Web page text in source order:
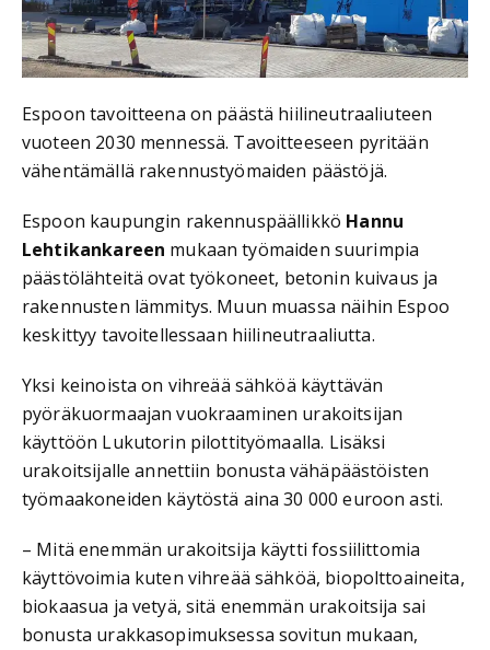
Espoon tavoitteena on päästä hiilineutraaliuteen
vuoteen 2030 mennessä. Tavoitteeseen pyritään
vähentämällä rakennustyömaiden päästöjä.
Espoon kaupungin rakennuspäällikkö Hannu
Lehtikankareen mukaan työmaiden suurimpia
päästölähteitä ovat työkoneet, betonin kuivaus ja
rakennusten lämmitys. Muun muassa näihin Espoo
keskittyy tavoitellessaan hiilineutraaliutta.
Yksi keinoista on vihreää sähköä käyttävän
pyöräkuormaajan vuokraaminen urakoitsijan
käyttöön Lukutorin pilottityömaalla. Lisäksi
urakoitsijalle annettiin bonusta vähäpäästöisten
työmaakoneiden käytöstä aina 30 000 euroon asti.
– Mitä enemmän urakoitsija käytti fossiilittomia
käyttövoimia kuten vihreää sähköä, biopolttoaineita,
biokaasua ja vetyä, sitä enemmän urakoitsija sai
bonusta urakkasopimuksessa sovitun mukaan,